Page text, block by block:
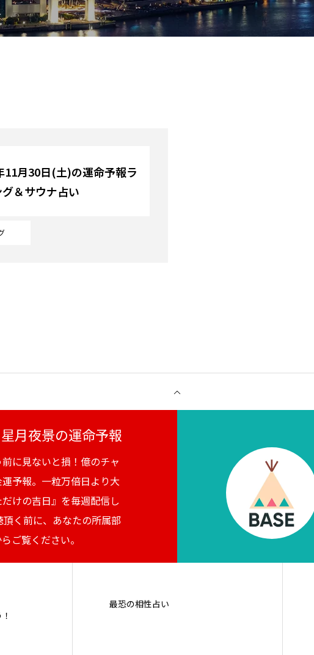
11月30日(土)の運命予報ラ
＆サウナ占い
月夜景の運命予報
に見ないと損！億のチャ
予報。一粒万倍日より大
けの吉日』を毎週配信し
頂く前に、あなたの所属部
ご覧ください。
最恐の相性占い